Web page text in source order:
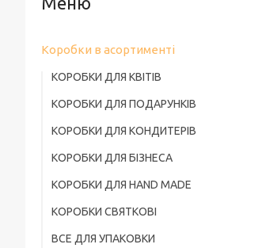
Коробки в асортименті
КОРОБКИ ДЛЯ КВІТІВ
КОРОБКИ ДЛЯ ПОДАРУНКІВ
КОРОБКИ ДЛЯ КОНДИТЕРІВ
КОРОБКИ ДЛЯ БІЗНЕСА
КОРОБКИ ДЛЯ HAND MADE
КОРОБКИ СВЯТКОВІ
ВСЕ ДЛЯ УПАКОВКИ